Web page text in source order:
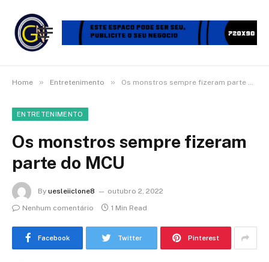
Home » Entretenimento » Os monstros sempre fizeram parte do MCU
ENTRETENIMENTO
Os monstros sempre fizeram
parte do MCU
By uesleiiclone8
outubro 2, 2022
Nenhum comentário
1 Min Read
Facebook Twitter Pinterest